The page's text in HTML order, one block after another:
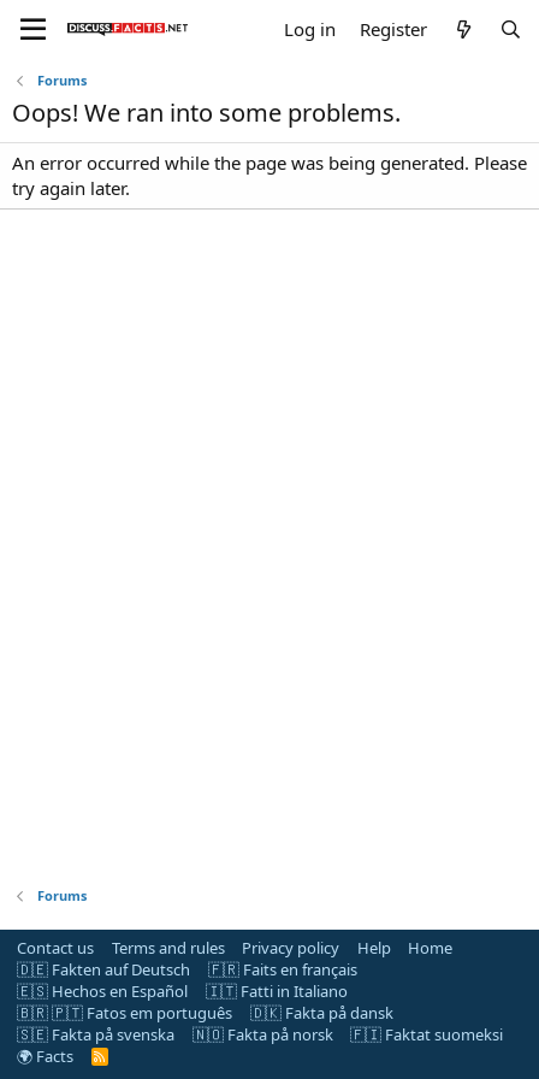
Log in Register
Forums
Oops! We ran into some problems.
An error occurred while the page was being generated. Please
try again later.
Forums
Contact us Terms and rules Privacy policy Help
Home
🇩🇪 Fakten auf Deutsch
🇫🇷 Faits en français
🇪🇸 Hechos en Español
🇮🇹 Fatti in Italiano
🇧🇷 🇵🇹 Fatos em português
🇩🇰 Fakta på dansk
🇸🇪 Fakta på svenska
🇳🇴 Fakta på norsk
🇫🇮 Faktat suomeksi
🌍 Facts
R